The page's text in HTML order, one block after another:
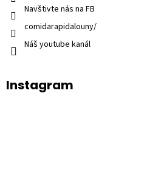
Navštivte nás na FB
comidarapidalouny/
Náš youtube kanál
Instagram